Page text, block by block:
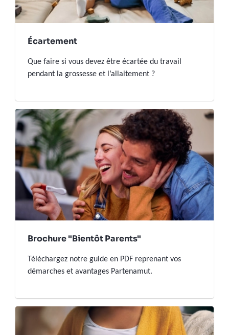
Écartement
Que faire si vous devez être écartée du travail
pendant la grossesse et l’allaitement ?
Brochure "Bientôt Parents"
Téléchargez notre guide en PDF reprenant vos
démarches et avantages Partenamut.